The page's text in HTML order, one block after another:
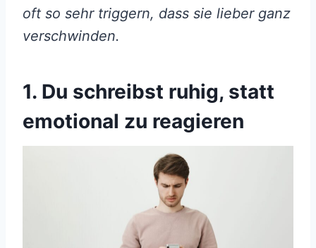
oft so sehr triggern, dass sie lieber ganz
verschwinden.
1. Du schreibst ruhig, statt
emotional zu reagieren